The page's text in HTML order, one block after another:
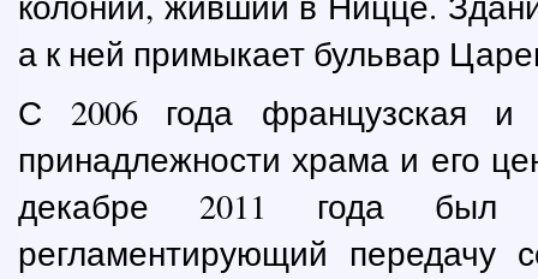
а к ней примыкает бульвар
С 2006 года французская
принадлежности храма и его
декабре 2011 года был
регламентирующий передачу